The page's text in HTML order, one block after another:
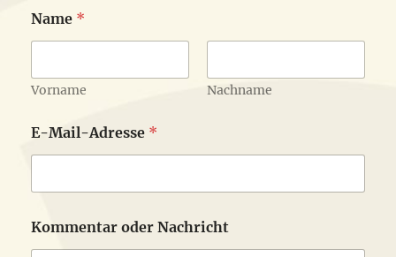
Name *
Vorname Nachname
E-Mail-Adresse *
*
N
Kommentar oder Nachricht